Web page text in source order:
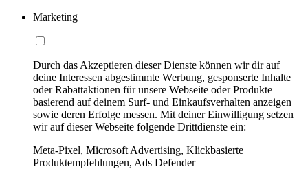
Marketing
Durch das Akzeptieren dieser Dienste können wir dir auf
deine Interessen abgestimmte Werbung, gesponserte Inhalte
oder Rabattaktionen für unsere Webseite oder Produkte
basierend auf deinem Surf- und Einkaufsverhalten anzeigen
sowie deren Erfolge messen. Mit deiner Einwilligung setzen
wir auf dieser Webseite folgende Drittdienste ein:
Meta-Pixel, Microsoft Advertising, Klickbasierte
Produktempfehlungen, Ads Defender